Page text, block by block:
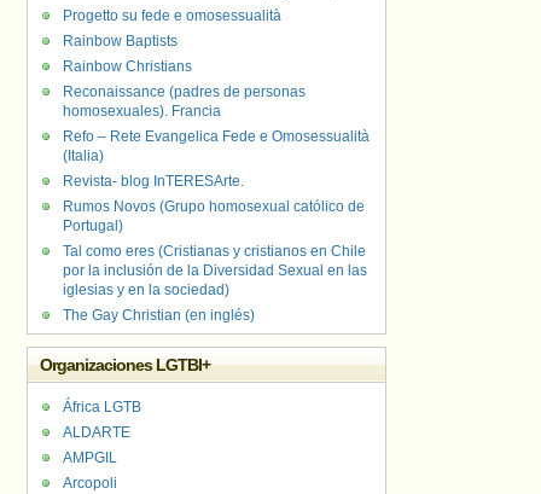
Progetto su fede e omosessualità
Rainbow Baptists
Rainbow Christians
Reconaissance (padres de personas
homosexuales). Francia
Refo – Rete Evangelica Fede e Omosessualità
(Italia)
Revista- blog InTERESArte.
Rumos Novos (Grupo homosexual católico de
Portugal)
Tal como eres (Cristianas y cristianos en Chile
por la inclusión de la Diversidad Sexual en las
iglesias y en la sociedad)
The Gay Christian (en inglés)
Organizaciones LGTBI+
África LGTB
ALDARTE
AMPGIL
Arcopoli